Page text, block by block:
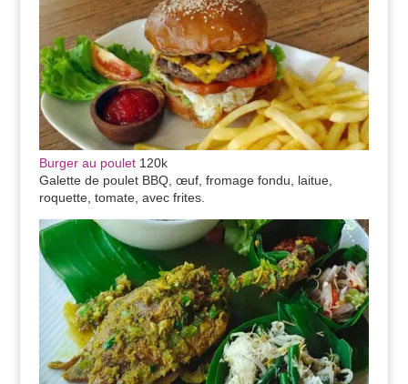
Burger au poulet120k
Galette de poulet BBQ, œuf, fromage fondu, laitue,
roquette, tomate, avec frites.